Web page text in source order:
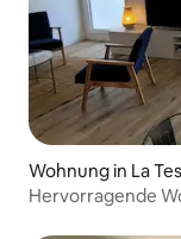
Wohnung in La
Hervorragende